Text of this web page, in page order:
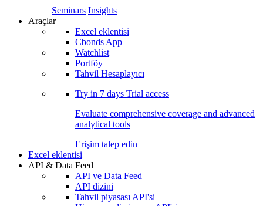
Seminars Insights
Araçlar
Excel eklentisi
Cbonds App
Watchlist
Portföy
Tahvil Hesaplayıcı
Try in 7 days Trial access
Evaluate comprehensive coverage and advanced
analytical tools
Erişim talep edin
Excel eklentisi
API & Data Feed
API ve Data Feed
API dizini
Tahvil piyasası API'si